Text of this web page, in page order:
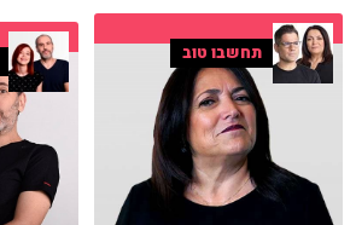
תחשבו טוב